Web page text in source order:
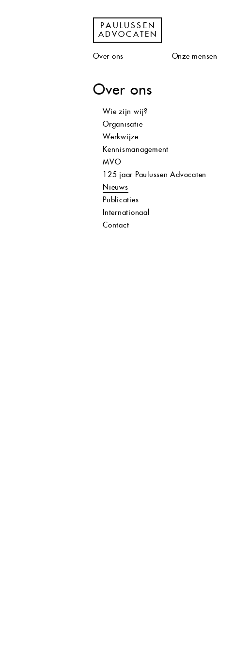
PAULUSSEN
ADVOCATEN
Over ons Onze mensen
Over ons
Wie zijn wij?
Organisatie
Werkwijze
Kennismanagement
MVO
125 jaar Paulussen Advocaten
Nieuws
Publicaties
Internationaal
Contact